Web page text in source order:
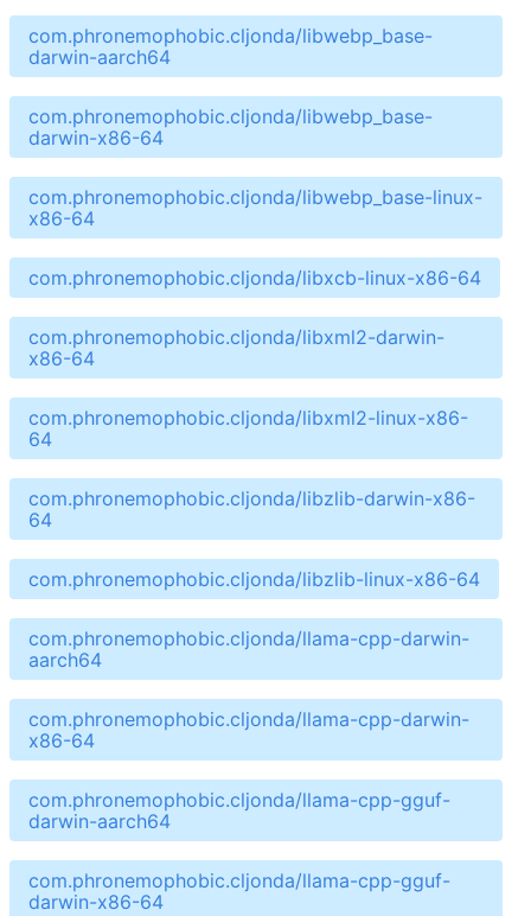
com.phronemophobic.cljonda/libwebp_base-
darwin-aarch64
com.phronemophobic.cljonda/libwebp_base-
darwin-x86-64
com.phronemophobic.cljonda/libwebp_base-linux-
x86-64
com.phronemophobic.cljonda/libxcb-linux-x86-64
com.phronemophobic.cljonda/libxml2-darwin-
x86-64
com.phronemophobic.cljonda/libxml2-linux-x86-
64
com.phronemophobic.cljonda/libzlib-darwin-x86-
64
com.phronemophobic.cljonda/libzlib-linux-x86-64
com.phronemophobic.cljonda/llama-cpp-darwin-
aarch64
com.phronemophobic.cljonda/llama-cpp-darwin-
x86-64
com.phronemophobic.cljonda/llama-cpp-gguf-
darwin-aarch64
com.phronemophobic.cljonda/llama-cpp-gguf-
darwin-x86-64